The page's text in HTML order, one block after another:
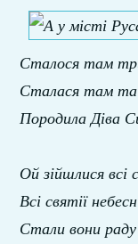
Сталося там
Сталася там та
Породила Діва
Ой зійшлися всі
Всі святії
Стали вони